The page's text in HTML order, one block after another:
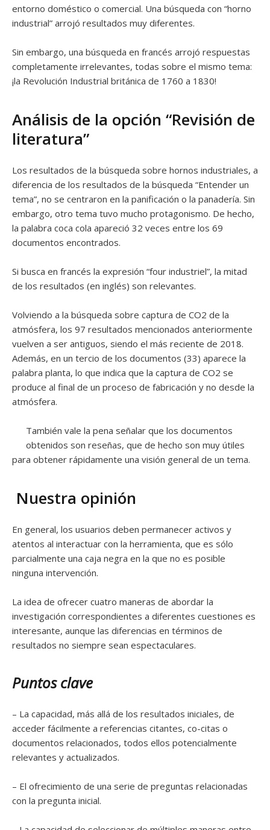
entorno doméstico o comercial. Una búsqueda con “horno
industrial” arrojó resultados muy diferentes.
Sin embargo, una búsqueda en francés arrojó respuestas
completamente irrelevantes, todas sobre el mismo tema:
¡la Revolución Industrial británica de 1760 a 1830!
Análisis de la opción “Revisión de
literatura”
Los resultados de la búsqueda sobre hornos industriales, a
diferencia de los resultados de la búsqueda “Entender un
tema”, no se centraron en la panificación o la panadería. Sin
embargo, otro tema tuvo mucho protagonismo. De hecho,
la palabra coca cola apareció 32 veces entre los 69
documentos encontrados.
Si busca en francés la expresión “four industriel”, la mitad
de los resultados (en inglés) son relevantes.
Volviendo a la búsqueda sobre captura de CO2 de la
atmósfera, los 97 resultados mencionados anteriormente
vuelven a ser antiguos, siendo el más reciente de 2018.
Además, en un tercio de los documentos (33) aparece la
palabra planta, lo que indica que la captura de CO2 se
produce al final de un proceso de fabricación y no desde la
atmósfera.
También vale la pena señalar que los documentos
obtenidos son reseñas, que de hecho son muy útiles
para obtener rápidamente una visión general de un tema.
Nuestra opinión
En general, los usuarios deben permanecer activos y
atentos al interactuar con la herramienta, que es sólo
parcialmente una caja negra en la que no es posible
ninguna intervención.
La idea de ofrecer cuatro maneras de abordar la
investigación correspondientes a diferentes cuestiones es
interesante, aunque las diferencias en términos de
resultados no siempre sean espectaculares.
Puntos clave
– La capacidad, más allá de los resultados iniciales, de
acceder fácilmente a referencias citantes, co-citas o
documentos relacionados, todos ellos potencialmente
relevantes y actualizados.
– El ofrecimiento de una serie de preguntas relacionadas
con la pregunta inicial.